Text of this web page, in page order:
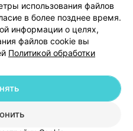
компанию
специалиста
использования файлов
в более позднее время.
информации о целях,
файлов cookie вы
Политикой обработки